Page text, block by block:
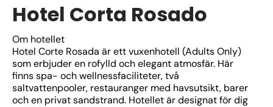
Hotel Corta Rosado
Om hotellet
Hotel Corte Rosada är ett vuxenhotell (Adults Only)
som erbjuder en rofylld och elegant atmosfär. Här
finns spa- och wellnessfaciliteter, två
saltvattenpooler, restauranger med havsutsikt, barer
och en privat sandstrand. Hotellet är designat för dig